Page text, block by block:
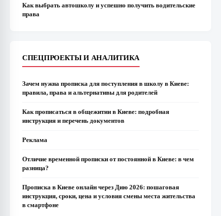
Как выбрать автошколу и успешно получить водительские
права
СПЕЦПРОЕКТЫ И АНАЛИТИКА
Зачем нужна прописка для поступления в школу в Киеве:
правила, права и альтернативы для родителей
Как прописаться в общежитии в Киеве: подробная
инструкция и перечень документов
Реклама
Отличие временной прописки от постоянной в Киеве: в чем
разница?
Прописка в Киеве онлайн через Дию 2026: пошаговая
инструкция, сроки, цена и условия смены места жительства
в смартфоне